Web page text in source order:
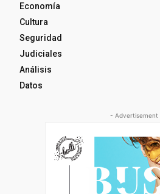
Economía
Cultura
Seguridad
Judiciales
Análisis
Datos
- Advertisement